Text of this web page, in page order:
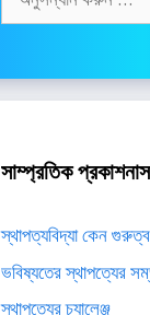
সাম্প্রতিক
স্থাপত্যবিদ্যা কেন
ভবিষ্যতের স্থাপত্যের
স্থাপত্যের চ্যালেঞ্জ